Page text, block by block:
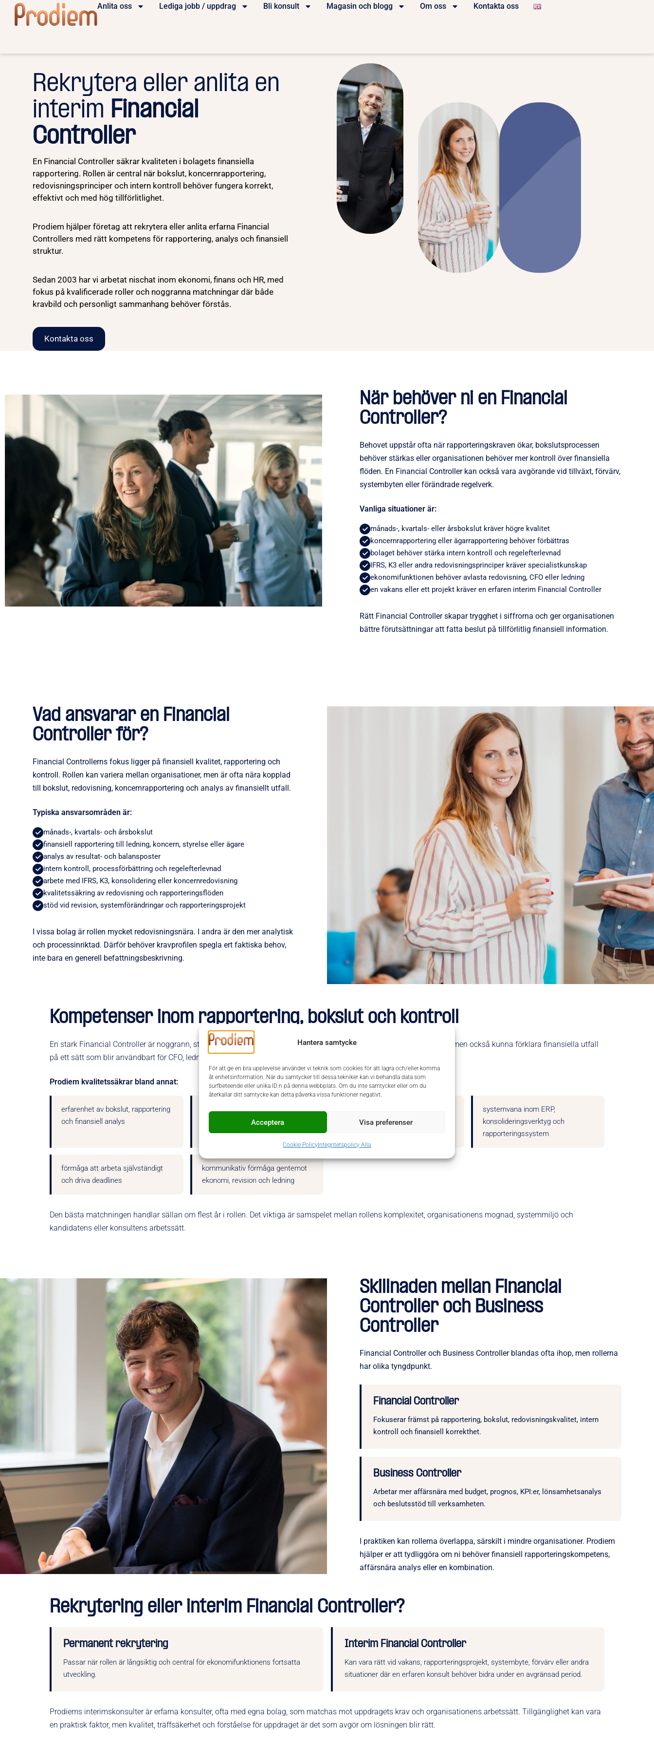
Hantera samtycke
För att ge en bra upplevelse använder vi teknik som cookies för att lagra och/eller komma
åt enhetsinformation. När du samtycker till dessa tekniker kan vi behandla data som
surfbeteende eller unika ID:n på denna webbplats. Om du inte samtycker eller om du
återkallar ditt samtycke kan detta påverka vissa funktioner negativt.
Acceptera Visa preferenser
Cookie Policy Integritetspolicy Alla
Anlita oss Lediga jobb / uppdrag Bli konsult Magasin och blogg Om oss Kontakta oss
Rekrytera eller anlita en
interim Financial
Controller
En Financial Controller säkrar kvaliteten i bolagets finansiella
rapportering. Rollen är central när bokslut, koncernrapportering,
redovisningsprinciper och intern kontroll behöver fungera korrekt,
effektivt och med hög tillförlitlighet.
Prodiem hjälper företag att rekrytera eller anlita erfarna Financial
Controllers med rätt kompetens för rapportering, analys och finansiell
struktur.
Sedan 2003 har vi arbetat nischat inom ekonomi, finans och HR, med
fokus på kvalificerade roller och noggranna matchningar där både
kravbild och personligt sammanhang behöver förstås.
Kontakta oss
När behöver ni en Financial
Controller?
Behovet uppstår ofta när rapporteringskraven ökar, bokslutsprocessen
behöver stärkas eller organisationen behöver mer kontroll över finansiella
flöden. En Financial Controller kan också vara avgörande vid tillväxt, förvärv,
systembyten eller förändrade regelverk.
Vanliga situationer är:
månads-, kvartals- eller årsbokslut kräver högre kvalitet
koncernrapportering eller ägarrapportering behöver förbättras
bolaget behöver stärka intern kontroll och regelefterlevnad
IFRS, K3 eller andra redovisningsprinciper kräver specialistkunskap
ekonomifunktionen behöver avlasta redovisning, CFO eller ledning
en vakans eller ett projekt kräver en erfaren interim Financial Controller
Rätt Financial Controller skapar trygghet i siffrorna och ger organisationen
bättre förutsättningar att fatta beslut på tillförlitlig finansiell information.
Vad ansvarar en Financial
Controller för?
Financial Controllerns fokus ligger på finansiell kvalitet, rapportering och
kontroll. Rollen kan variera mellan organisationer, men är ofta nära kopplad
till bokslut, redovisning, koncernrapportering och analys av finansiellt utfall.
Typiska ansvarsområden är:
månads-, kvartals- och årsbokslut
finansiell rapportering till ledning, koncern, styrelse eller ägare
analys av resultat- och balansposter
intern kontroll, processförbättring och regelefterlevnad
arbete med IFRS, K3, konsolidering eller koncernredovisning
kvalitetssäkring av redovisning och rapporteringsflöden
stöd vid revision, systemförändringar och rapporteringsprojekt
I vissa bolag är rollen mycket redovisningsnära. I andra är den mer analytisk
och processinriktad. Därför behöver kravprofilen spegla ert faktiska behov,
inte bara en generell befattningsbeskrivning.
Kompetenser inom rapportering, bokslut och kontroll
En stark Financial Controller är noggrann, strukturerad och analytisk. Personen behöver förstå redovisningens detaljer men också kunna förklara finansiella utfall
på ett sätt som blir användbart för CFO, ledning och andra intressenter.
Prodiem kvalitetssäkrar bland annat:
erfarenhet av bokslut, rapportering
och finansiell analys
kunskap om redovisningsregelverk
som IFRS och K3 där det är
relevant
processer och kvalitetssäkring
systemvana inom ERP,
konsolideringsverktyg och
rapporteringssystem
förmåga att arbeta självständigt
och driva deadlines
kommunikativ förmåga gentemot
ekonomi, revision och ledning
Den bästa matchningen handlar sällan om flest år i rollen. Det viktiga är samspelet mellan rollens komplexitet, organisationens mognad, systemmiljö och
kandidatens eller konsultens arbetssätt.
Skillnaden mellan Financial
Controller och Business
Controller
Financial Controller och Business Controller blandas ofta ihop, men rollerna
har olika tyngdpunkt.
Financial Controller
Fokuserar främst på rapportering, bokslut, redovisningskvalitet, intern
kontroll och finansiell korrekthet.
Business Controller
Arbetar mer affärsnära med budget, prognos, KPI:er, lönsamhetsanalys
och beslutsstöd till verksamheten.
I praktiken kan rollerna överlappa, särskilt i mindre organisationer. Prodiem
hjälper er att tydliggöra om ni behöver finansiell rapporteringskompetens,
affärsnära analys eller en kombination.
Rekrytering eller interim Financial Controller?
Permanent rekrytering
Passar när rollen är långsiktig och central för ekonomifunktionens fortsatta
utveckling.
Interim Financial Controller
Kan vara rätt vid vakans, rapporteringsprojekt, systembyte, förvärv eller andra
situationer där en erfaren konsult behöver bidra under en avgränsad period.
Prodiems interimskonsulter är erfarna konsulter, ofta med egna bolag, som matchas mot uppdragets krav och organisationens arbetssätt. Tillgänglighet kan vara
en praktisk faktor, men kvalitet, träffsäkerhet och förståelse för uppdraget är det som avgör om lösningen blir rätt.